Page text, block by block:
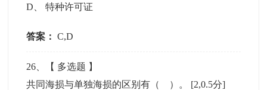
D 、特种许可证
答案： C,D
26 、【 多选题 】
共同海损与单独海损的区别有（ ）。 [2,0.5分]